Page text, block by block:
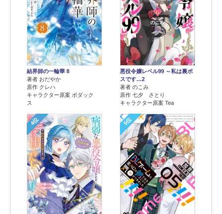
結界師の一輪華 8
著者 おだやか
原作 クレハ
キャラクター原案 ボダック
ス
悪役令嬢レベル99 ～私は裏ボ
スです…2
著者 のこみ
原作 七夕 さとり
キャラクター原案 Tea
4位 5位